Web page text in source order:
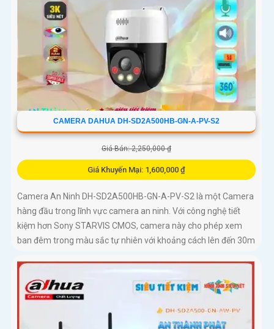
CAMERA DAHUA DH-SD2A500HB-GN-A-PV-S2
Giá Bán: 2,250,000 ₫
Giá Khuyến Mại: 1,600,000 ₫
Camera An Ninh DH-SD2A500HB-GN-A-PV-S2 là một Camera
hàng đầu trong lĩnh vực camera an ninh. Với công nghệ tiết
kiệm hơn Sony STARVIS CMOS, camera này cho phép xem
ban đêm trong màu sắc tự nhiên với khoảng cách lên đến 30m